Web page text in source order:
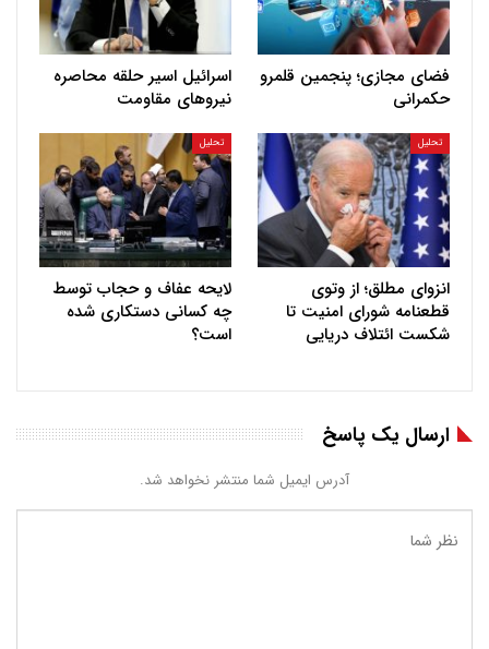
فضای مجازی؛ پنجمین قلمرو
حکمرانی
اسرائیل اسیر حلقه محاصره
نیروهای مقاومت
تحلیل
انزوای مطلق؛ از وتوی
قطعنامه شورای امنیت تا
شکست ائتلاف دریایی
تحلیل
لایحه عفاف و حجاب توسط
چه کسانی دستکاری شده
است؟
ارسال یک پاسخ
آدرس ایمیل شما منتشر نخواهد شد.